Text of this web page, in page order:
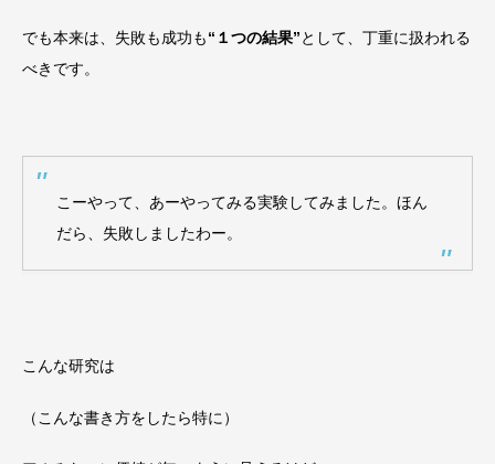
でも本来は、失敗も成功も“１つの結果”として、丁重に扱われる
べきです。
こーやって、あーやってみる実験してみました。ほん
だら、失敗しましたわー。
こんな研究は
（こんな書き方をしたら特に）